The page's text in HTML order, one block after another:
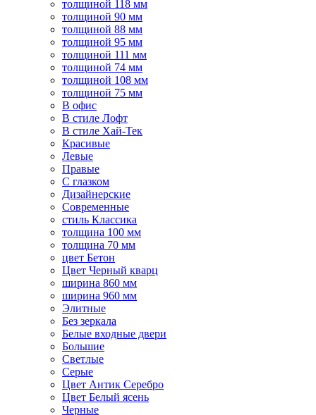
толщиной 118 мм
толщиной 90 мм
толщиной 88 мм
толщиной 95 мм
толщиной 111 мм
толщиной 74 мм
толщиной 108 мм
толщиной 75 мм
В офис
В стиле Лофт
В стиле Хай-Тек
Красивые
Левые
Правые
С глазком
Дизайнерские
Современные
стиль Классика
толщина 100 мм
толщина 70 мм
цвет Бетон
Цвет Черный кварц
ширина 860 мм
ширина 960 мм
Элитные
Без зеркала
Белые входные двери
Большие
Светлые
Серые
Цвет Антик Серебро
Цвет Белый ясень
Черные